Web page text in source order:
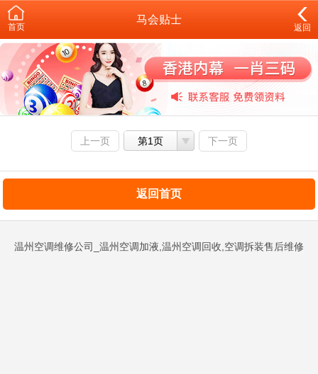
首页
马会贴士
返回
上一页 第1页 下一页
返回首页
温州空调维修公司_温州空调加液,温州空调回收,空调拆装售后维修